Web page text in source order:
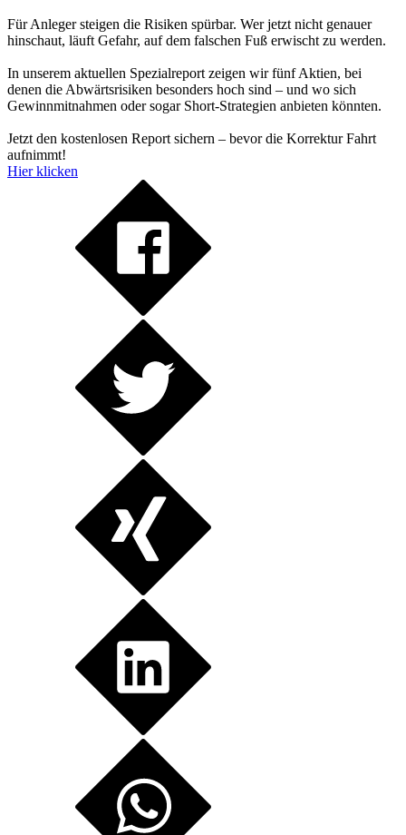
Für Anleger steigen die Risiken spürbar. Wer jetzt nicht genauer
hinschaut, läuft Gefahr, auf dem falschen Fuß erwischt zu werden.
In unserem aktuellen Spezialreport zeigen wir fünf Aktien, bei
denen die Abwärtsrisiken besonders hoch sind – und wo sich
Gewinnmitnahmen oder sogar Short-Strategien anbieten könnten.
Jetzt den kostenlosen Report sichern – bevor die Korrektur Fahrt
aufnimmt!
Hier klicken